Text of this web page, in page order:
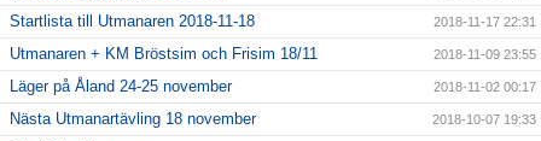
Startlista till Utmanaren 2018-11-18 2018-11-17 22:31
Utmanaren + KM Bröstsim och Frisim 18/11 2018-11-09 23:55
Läger på Åland 24-25 november 2018-11-02 00:17
Nästa Utmanartävling 18 november 2018-10-07 19:33